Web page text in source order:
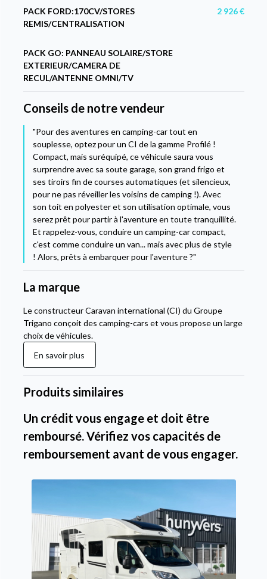
PACK FORD:170CV/STORES
REMIS/CENTRALISATION
2 926 €
PACK GO: PANNEAU SOLAIRE/STORE
EXTERIEUR/CAMERA DE
RECUL/ANTENNE OMNI/TV
Conseils de notre vendeur
"Pour des aventures en camping-car tout en
souplesse, optez pour un CI de la gamme Profilé !
Compact, mais suréquipé, ce véhicule saura vous
surprendre avec sa soute garage, son grand frigo et
ses tiroirs fin de courses automatiques (et silencieux,
pour ne pas réveiller les voisins de camping !). Avec
son toit en polyester et son utilisation optimale, vous
serez prêt pour partir à l'aventure en toute tranquillité.
Et rappelez-vous, conduire un camping-car compact,
c'est comme conduire un van... mais avec plus de style
! Alors, prêts à embarquer pour l'aventure ?"
La marque
Le constructeur Caravan international (CI) du Groupe
Trigano conçoit des camping-cars et vous propose un large
choix de véhicules.
En savoir plus
Produits similaires
Un crédit vous engage et doit être
remboursé. Vérifiez vos capacités de
remboursement avant de vous engager.